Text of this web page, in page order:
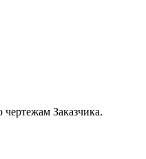
Заказчика.